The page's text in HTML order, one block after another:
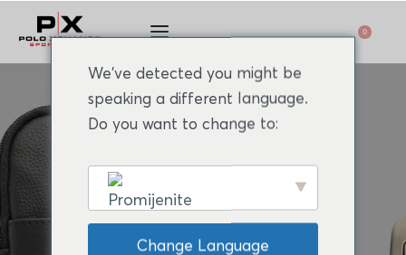
0
We've detected you might be
speaking a different language.
Do you want to change to:
English
Change Language